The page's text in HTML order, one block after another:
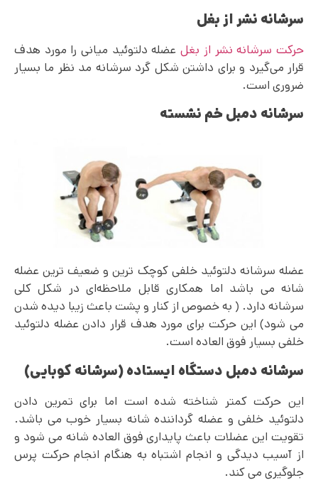
سرشانه نشر از بغل
حرکت سرشانه نشر از بغلعضله دلتوئید میانی را مورد هدف
قرار می‌گیرد و برای داشتن شکل گرد سرشانه مد نظر ما بسیار
ضروری است.
سرشانه دمبل خم نشسته
عضله سرشانه دلتوئید خلفی کوچک ترین و ضعیف ترین عضله
شانه می باشد اما همکاری قابل ملاحظه‌ای در شکل کلی
سرشانه دارد. ( به خصوص از کنار و پشت باعث زیبا دیده شدن
می شود) این حرکت برای مورد هدف قرار دادن عضله دلتوئید
خلفی بسیار فوق العاده است.
سرشانه دمبل دستگاه ایستاده (سرشانه کوبایی)
این حرکت کمتر شناخته شده است اما برای تمرین دادن
دلتوئید خلفی و عضله گرداننده شانه بسیار خوب می باشد.
تقویت این عضلات باعث پایداری فوق العاده شانه می شود و
از آسیب دیدگی و انجام اشتباه به هنگام انجام حرکت پرس
جلوگیری می کند.